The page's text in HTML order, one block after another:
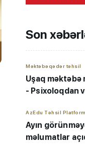
Son
Məktəbəqədər təhsil
Uşaq məktəbə
- Psixoloqdan
AzEdu Təhsil
Ayın
məlumatlar